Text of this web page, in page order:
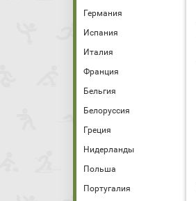
Германия
Испания
Италия
Франция
Бельгия
Белоруссия
Греция
Нидерланды
Польша
Португалия